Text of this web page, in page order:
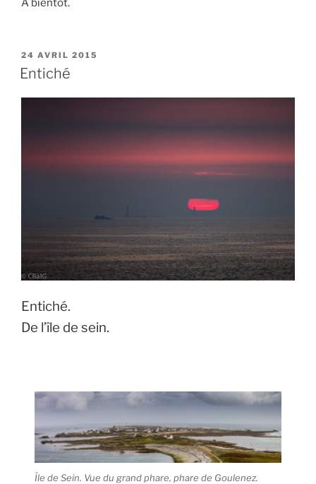
À bientôt.
PUBLIÉ
LE
24 AVRIL 2015
Entiché
Entiché.
De l’île de sein.
Île de Sein. Vue du grand phare, phare de Goulenez.